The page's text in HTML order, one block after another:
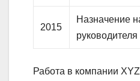
2015
Назначение
Работа в компании